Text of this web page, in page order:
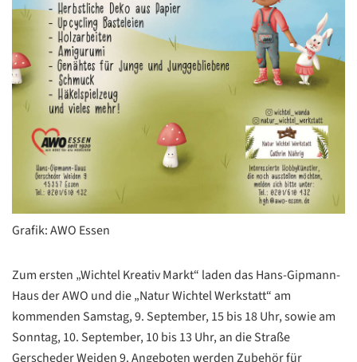
Grafik: AWO Essen
Zum ersten „Wichtel Kreativ Markt“ laden das Hans-Gipmann-
Haus der AWO und die „Natur Wichtel Werkstatt“ am
kommenden Samstag, 9. September, 15 bis 18 Uhr, sowie am
Sonntag, 10. September, 10 bis 13 Uhr, an die Straße
Gerscheder Weiden 9. Angeboten werden Zubehör für